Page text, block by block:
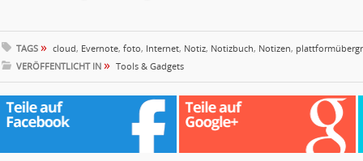
TAGS » cloud, Evernote, foto, Internet, Notiz, Notizbuch, Notizen,
VERÖFFENTLICHT IN » Tools & Gadgets